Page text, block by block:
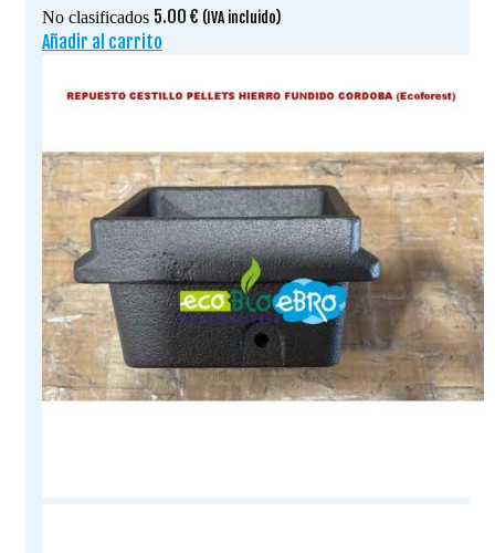
No clasificados 5.00 € (IVA incluido)
Añadir al carrito